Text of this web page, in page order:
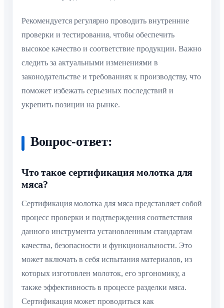
Рекомендуется регулярно проводить внутренние
проверки и тестирования, чтобы обеспечить
высокое качество и соответствие продукции. Важно
следить за актуальными изменениями в
законодательстве и требованиях к производству, что
поможет избежать серьезных последствий и
укрепить позиции на рынке.
Вопрос-ответ:
Что такое сертификация молотка для
мяса?
Сертификация молотка для мяса представляет собой
процесс проверки и подтверждения соответствия
данного инструмента установленным стандартам
качества, безопасности и функциональности. Это
может включать в себя испытания материалов, из
которых изготовлен молоток, его эргономику, а
также эффективность в процессе разделки мяса.
Сертификация может проводиться как